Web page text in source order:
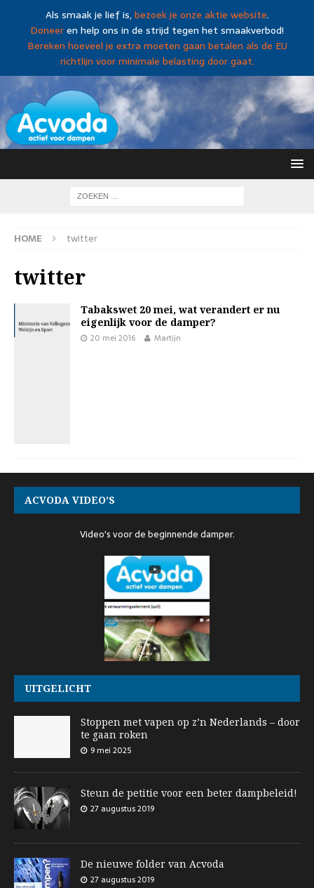
Als smaak je lief is,bezoek je onze aktie website.
Doneeren help ons in de strijd tegen het smaakverbod!
Bereken hoeveel je extra moeten gaan betalen als de EU
richtlijn voor minimale belasting door gaat.
HOME twitter
twitter
Tabakswet 20 mei, wat verandert er nu
eigenlijk voor de damper?
20 mei 2016 Martijn
ACVODA VIDEO’S
Video's voor de beginnende damper.
UITGELICHT
Stoppen met vapen op z’n Nederlands – door
te gaan roken
9 mei 2025
Steun de petitie voor een beter dampbeleid!
27 augustus 2019
De nieuwe folder van Acvoda
27 augustus 2019